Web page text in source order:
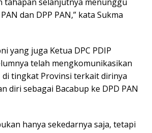
dan DPP PAN,” kata Sukma
yang juga Ketua DPC PDIP
telah mengkomunikasikan
di tingkat Provinsi terkait dirinya
diri sebagai Bacabup ke DPD PAN
hanya sekedarnya saja, tetapi